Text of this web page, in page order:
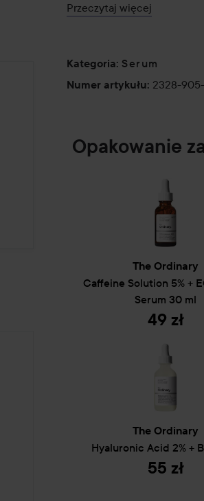
Niewielką ilość wmasować
Receptura ta łączy w
Dwie substancje czynne:
Solubilized
retinoidów, która jest
retynoidowego all-
przeciwdziałania
wszystkie inne formy
trwała forma
Solubilized
Obie formy retynoidu
retynoidu (w tym retinolu),
przeciwdziałające oznakom
Sposób użycia:
Nałóż kilka kropli na twarz
Przeczytaj więcej
Kategoria: Serum
Numer artykułu: 2328-
Opakowanie
The Ordinary
Caffeine Solution 5% +
Serum 30 ml
49 zł
The Ordinary
Hyaluronic Acid 2% +
55 zł